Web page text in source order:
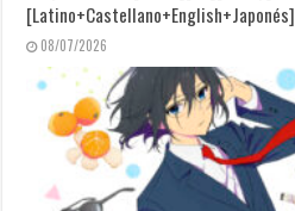
[Latino+Castellano+English+Japonés]
08/07/2026